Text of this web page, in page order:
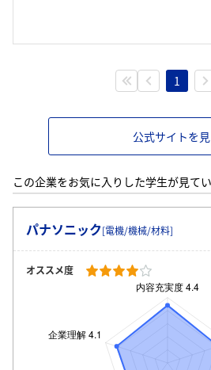
1
公式サイトを
この企業をお気に入りした学生が見て
パナソニック[電機/機械/材料]
オススメ度